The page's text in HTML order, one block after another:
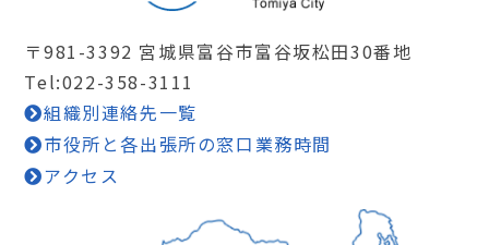
〒981-3392 宮城県富谷市富谷坂松田30番地
Tel:022-358-3111
組織別連絡先一覧
市役所と各出張所の窓口業務時間
アクセス